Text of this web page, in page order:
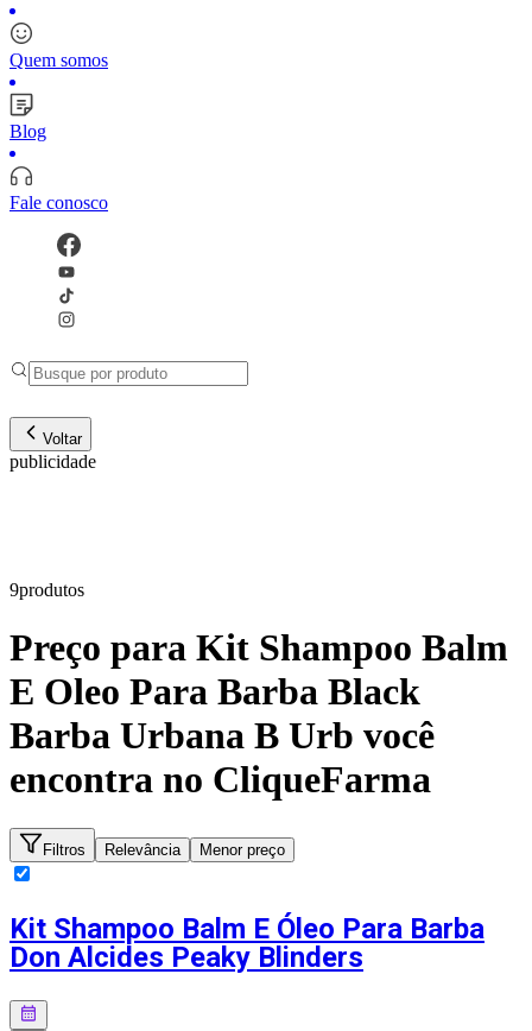
Quem somos
Blog
Fale conosco
Voltar
publicidade
9produtos
Preço para Kit Shampoo Balm
E Oleo Para Barba Black
Barba Urbana B Urb você
encontra no CliqueFarma
Filtros Relevância Menor preço
Kit Shampoo Balm E Óleo Para Barba
Don Alcides Peaky Blinders